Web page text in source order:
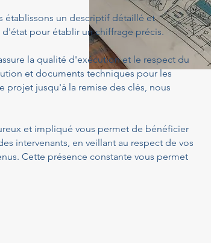
établissons un descriptif détaillé et
pour établir un chiffrage précis.
la qualité d'exécution et le respect du
et documents techniques pour les
projet jusqu'à la remise des clés, nous
et impliqué vous permet de bénéficier
intervenants, en veillant au respect de vos
Cette présence constante vous permet